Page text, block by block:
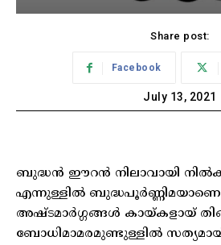
Share post:
Facebook
July 13, 2021
ബുദ്ധൻ ഈറൻ നിലാവായി
എന്നുള്ളിൽ
അഷ്ടമാർഗ്ഗങ്ങൾ കായ്കളായ്
ബോധിമാമരമുണ്ടുള്ളിൽ